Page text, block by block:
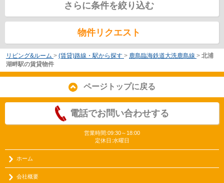
さらに条件を絞り込む
物件リクエスト
リビング&ルーム > (賃貸)路線・駅から探す > 鹿島臨海鉄道大洗鹿島線 > 北浦
湖畔駅の賃貸物件
ページトップに戻る
電話でお問い合わせする
営業時間:09:30～18:00
定休日:水曜日
ホーム
会社概要